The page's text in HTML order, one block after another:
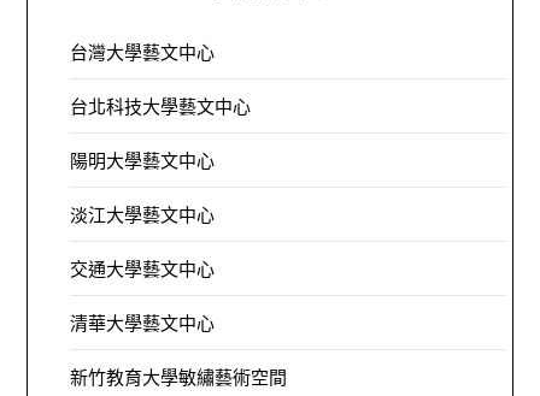
台灣大學藝文中心
台北科技大學藝文中心
陽明大學藝文中心
淡江大學藝文中心
交通大學藝文中心
清華大學藝文中心
新竹教育大學敏繡藝術空間